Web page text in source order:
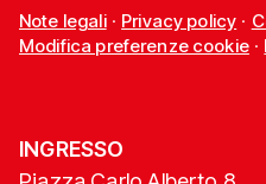
Note legali· Privacy policy ·
Modifica preferenze cookie·
INGRESSO